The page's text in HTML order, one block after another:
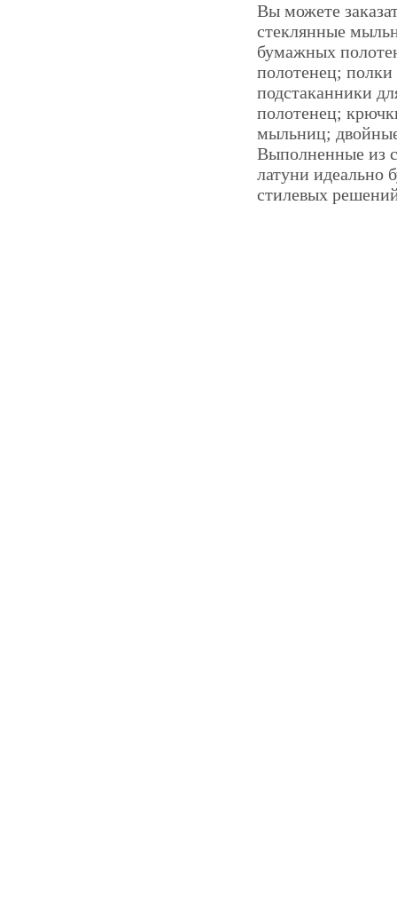
Вы можете
стеклянные
бумажных
полотенец;
подстаканники
полотенец;
мыльниц;
Выполненные из
латуни идеально
стилевых